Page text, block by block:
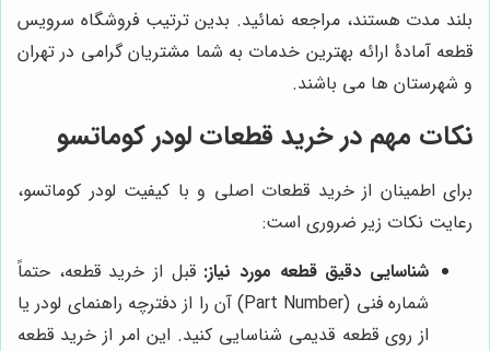
بلند مدت هستند، مراجعه نمائید. بدین ترتیب فروشگاه سرویس
قطعه آمادۀ ارائه بهترین خدمات به شما مشتریان گرامی در تهران
و شهرستان ها می باشند.
نکات مهم در خرید قطعات لودر کوماتسو
برای اطمینان از خرید قطعات اصلی و با کیفیت لودر کوماتسو،
رعایت نکات زیر ضروری است:
شناسایی دقیق قطعه مورد نیاز: قبل از خرید قطعه، حتماً
شماره فنی (Part Number) آن را از دفترچه راهنمای لودر یا
از روی قطعه قدیمی شناسایی کنید. این امر از خرید قطعه